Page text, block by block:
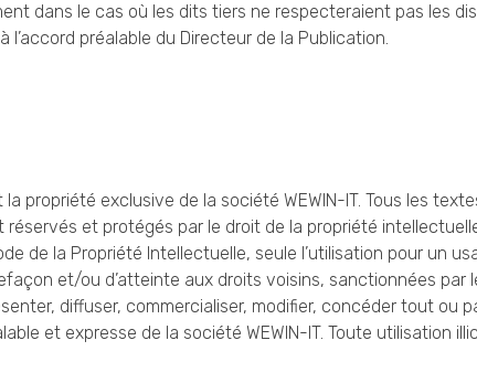
dans le cas où les dits tiers ne respecteraient pas les
préalable du Directeur de la Publication.
propriété exclusive de la société WEWIN-IT. Tous les
et protégés par le droit de la propriété
de la Propriété Intellectuelle, seule l’utilisation pour un
et/ou d’atteinte aux droits voisins, sanctionnées par
diffuser, commercialiser, modifier, concéder tout ou
et expresse de la société WEWIN-IT. Toute utilisation